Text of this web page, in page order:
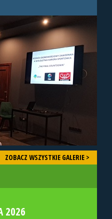
ZOBACZ WSZYSTKIE GALERIE >
2026